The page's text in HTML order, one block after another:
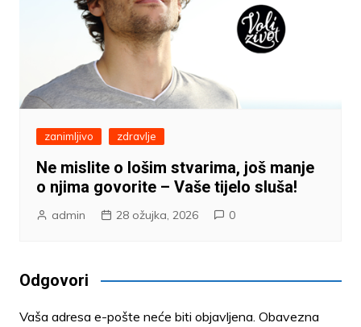
zanimljivo zdravlje
Ne mislite o lošim stvarima, još manje
o njima govorite – Vaše tijelo sluša!
admin 28 ožujka, 2026 0
Odgovori
Vaša adresa e-pošte neće biti objavljena. Obavezna